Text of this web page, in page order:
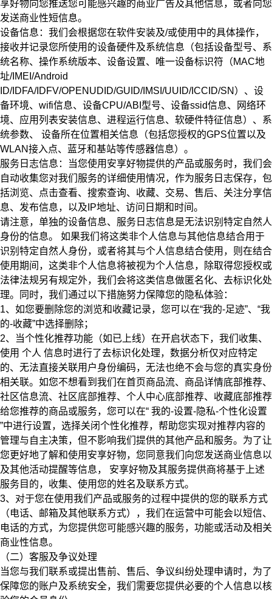
享好物向您推送您可能感兴趣的商业广告及其他信息，或者向您
发送商业性短信息。
设备信息：我们会根据您在软件安装及/或使用中的具体操作，
接收并记录您所使用的设备硬件及系统信息（包括设备型号、系
统名称、操作系统版本、设备设置、唯一设备标识符（MAC地
址/IMEI/Android
ID/IDFA/IDFV/OPENUDID/GUID/IMSI/UUID/ICCID/SN）、设
备环境、wifi信息、设备CPU/ABI型号、设备ssid信息、网络环
境、应用列表安装信息、进程运行信息、软硬件特征信息）、系
统参数、 设备所在位置相关信息（包括您授权的GPS位置以及
WLAN接入点、蓝牙和基站等传感器信息）。
服务日志信息：当您使用安享好物提供的产品或服务时，我们会
自动收集您对我们服务的详细使用情况，作为服务日志保存，包
括浏览、点击查看、搜索查询、收藏、交易、售后、关注分享信
息、发布信息，以及IP地址、访问日期和时间。
请注意，单独的设备信息、服务日志信息是无法识别特定自然人
身份的信息。
如果我们将这类非个人信息与其他信息结合用于
识别特定自然人身份，或者将其与个人信息结合使用，则在结合
使用期间，这类非个人信息将被视为个人信息，除取得您授权或
法律法规另有规定外，我们会将这类信息做匿名化、去标识化处
理。同时，我们通过以下措施努力保障您的隐私体验：
1、如您要删除您的浏览和收藏记录，您可以在“我的-足迹”、“我
的-收藏”中选择删除；
2、当个性化推荐功能（如已上线）在开启状态下，我们收集、
使用 个人 信息时进行了去标识化处理，数据分析仅对应特定
的、无法直接关联用户身份编码，无法也绝不会与您的真实身份
相关联。如您不想看到我们在首页商品流、商品详情底部推荐、
社区信息流、社区底部推荐、个人中心底部推荐、收藏底部推荐
给您推荐的商品或服务，您可以在“ 我的-设置-隐私-个性化设置
”中进行设置，选择关闭个性化推荐，帮助您实现对推荐内容的
管理与自主决策，但不影响我们提供的其他产品和服务。为了让
您更好地了解和使用安享好物，您同意我们向您发送商业信息以
及其他活动提醒等信息， 安享好物及其服务提供商将基于上述
服务目的，收集、使用您的姓名及联系方式。
3、对于您在使用我们产品或服务的过程中提供的您的联系方式
（电话、邮箱及其他联系方式），我们在运营中可能会以短信、
电话的方式，为您提供您可能感兴趣的服务，功能或活动及相关
商业性信息。
（二）客服及争议处理
当您与我们联系或提出售前、售后、争议纠纷处理申请时，为了
保障您的账户及系统安全， 我们需要您提供必要的个人信息以核